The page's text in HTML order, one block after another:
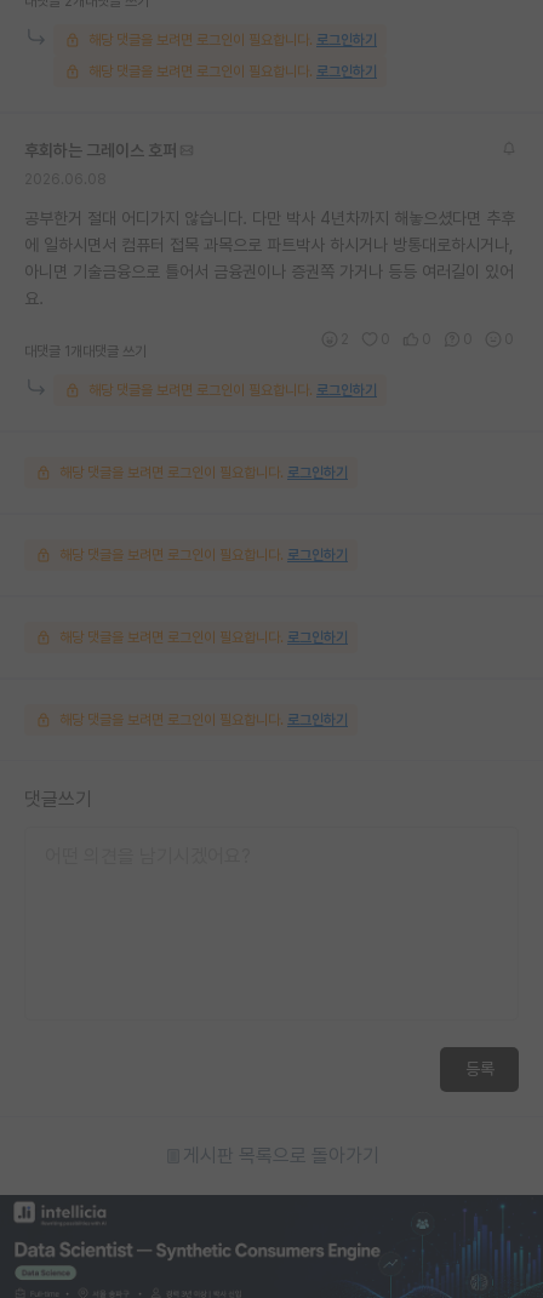
해당 댓글을 보려면 로그인이 필요합니다. 로그인하기
해당 댓글을 보려면 로그인이 필요합니다. 로그인하기
후회하는 그레이스 호퍼
공부한거 절대 어디가지 않습니다. 다만 박사 4년차까지 해놓으셨다면 추후
에 일하시면서 컴퓨터 접목 과목으로 파트박사 하시거나 방통대로하시거나,
아니면 기술금융으로 틀어서 금융권이나 증권쪽 가거나 등등 여러길이 있어
요.
대댓글 1개 대댓글 쓰기
해당 댓글을 보려면 로그인이 필요합니다. 로그인하기
해당 댓글을 보려면 로그인이 필요합니다. 로그인하기
해당 댓글을 보려면 로그인이 필요합니다. 로그인하기
해당 댓글을 보려면 로그인이 필요합니다. 로그인하기
해당 댓글을 보려면 로그인이 필요합니다. 로그인하기
댓글쓰기
등록
게시판 목록으로 돌아가기